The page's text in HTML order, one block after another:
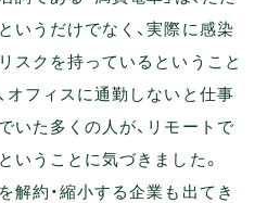
いうだけでなく、実際に感染
スクを持っているということ
オフィスに通勤しないと仕事
いた多くの人が、リモートで
いうことに気づきました。
解約・縮小する企業も出てき